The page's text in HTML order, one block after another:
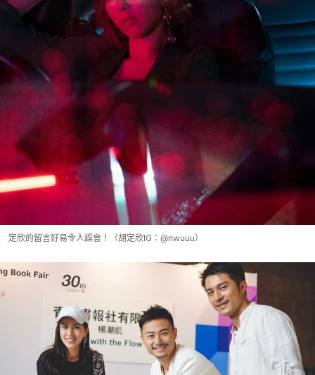
定欣的留言好易令人誤會！（胡定欣IG：@nwuuu）